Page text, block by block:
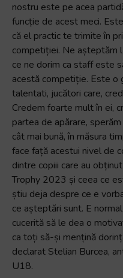
nostru este pe acea
funcție de acest meci. Este
că el practicte trimiteîn
competiției. Ne așteptăm
ce ne dorim ca staffeste
acestă competiție. Este o
talentati, jucători care,
Credem foarte multîn ei,
partea de apărare, sperăm
cât mai bună,în măsura
face față acestui nivel de
dintre copiii care au obținut
Trophy 2023 și ceea ce
știu deja despre ce e
ce așteptări sunt. E
cucerită să le dea o
ca toți să-și mențină
declarat Stelian Burcea,
U18.